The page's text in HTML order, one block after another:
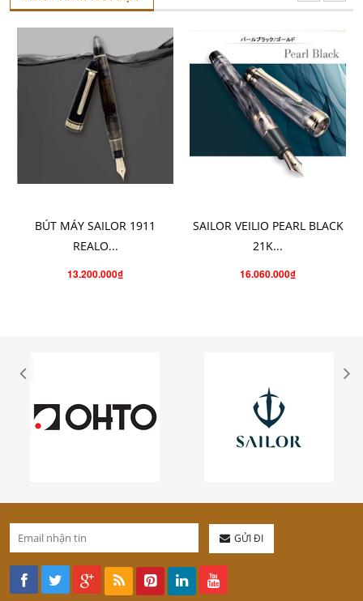
BÚT MÁY SAILOR 1911
REALO...
13.200.000₫
SAILOR VEILIO PEARL BLACK
21K...
16.060.000₫
GỬI ĐI